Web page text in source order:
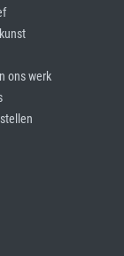
ons werk